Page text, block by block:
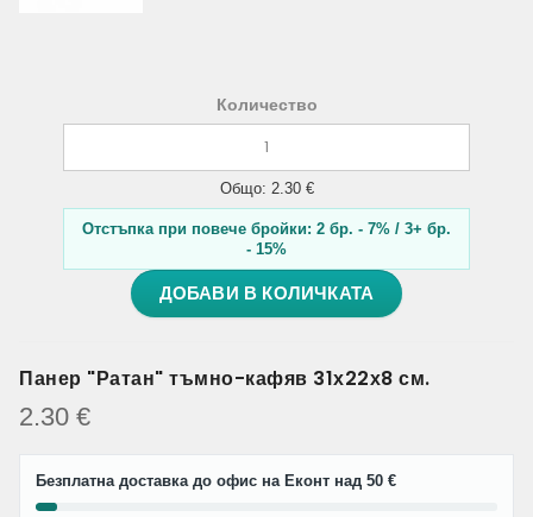
Количество
Общо: 2.30 €
Отстъпка при повече бройки: 2 бр. - 7% / 3+ бр.
- 15%
ДОБАВИ В КОЛИЧКАТА
Панер "Ратан" тъмно-кафяв 31х22х8 см.
2.30 €
Безплатна доставка до офис на Еконт над 50 €